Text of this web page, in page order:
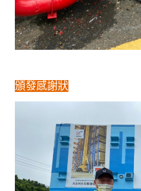
頒發感謝狀